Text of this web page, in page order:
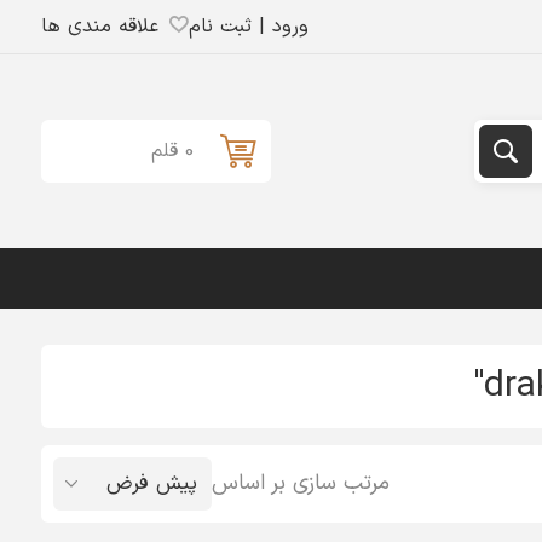
ورود | ثبت نام علاقه مندی ها
0 قلم
مرتب سازی بر اساس